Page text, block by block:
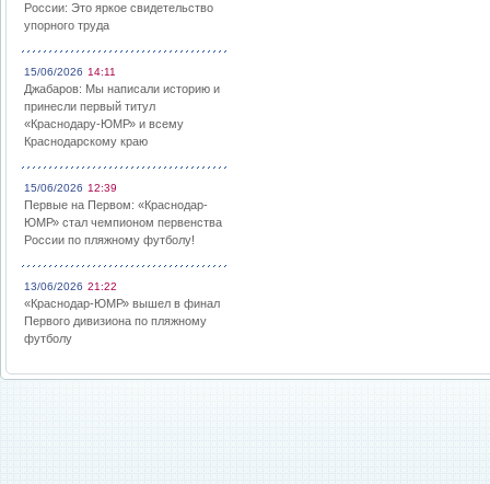
России: Это яркое свидетельство
упорного труда
15/06/2026 14:11
Джабаров: Мы написали историю и
принесли первый титул
«Краснодару-ЮМР» и всему
Краснодарскому краю
15/06/2026 12:39
Первые на Первом: «Краснодар-
ЮМР» стал чемпионом первенства
России по пляжному футболу!
13/06/2026 21:22
«Краснодар-ЮМР» вышел в финал
Первого дивизиона по пляжному
футболу